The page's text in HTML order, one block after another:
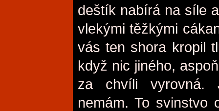
deštík nabírá na síle
vlekými těžkými
vás ten shora kropil
když nic jiného,
za chvíli vyrovná.
nemám. To svinstvo